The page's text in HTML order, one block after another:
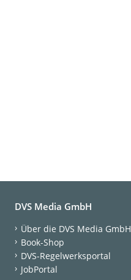
DVS Media GmbH
Über die DVS Media GmbH
Book-Shop
DVS-Regelwerksportal
JobPortal